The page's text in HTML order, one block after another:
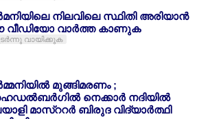
നിലവിലെ സ്ഥിതി അരിയാന്‍
വാര്‍ത്ത കാണുക
വായിക്കുക
മുങ്ങിമരണം ;
നെക്കാര്‍ നദിയില്‍
മാസ്ററര്‍ ബിരുദ വിദ്യാര്‍ത്ഥി